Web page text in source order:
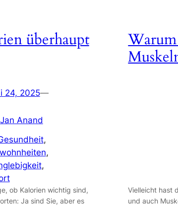
überhaupt
24, 2025—
Jan Anand
ob Kalorien wichtig sind,
Ja sind Sie, aber es
Vielleicht hast
und auch